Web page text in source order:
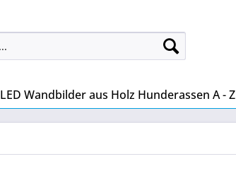
LED Wandbilder aus Holz Hunderassen A - Z